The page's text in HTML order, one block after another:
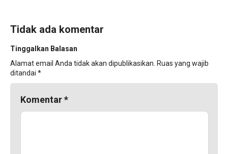
Tidak ada komentar
Tinggalkan Balasan
Alamat email Anda tidak akan dipublikasikan. Ruas yang wajib
ditandai *
Komentar*